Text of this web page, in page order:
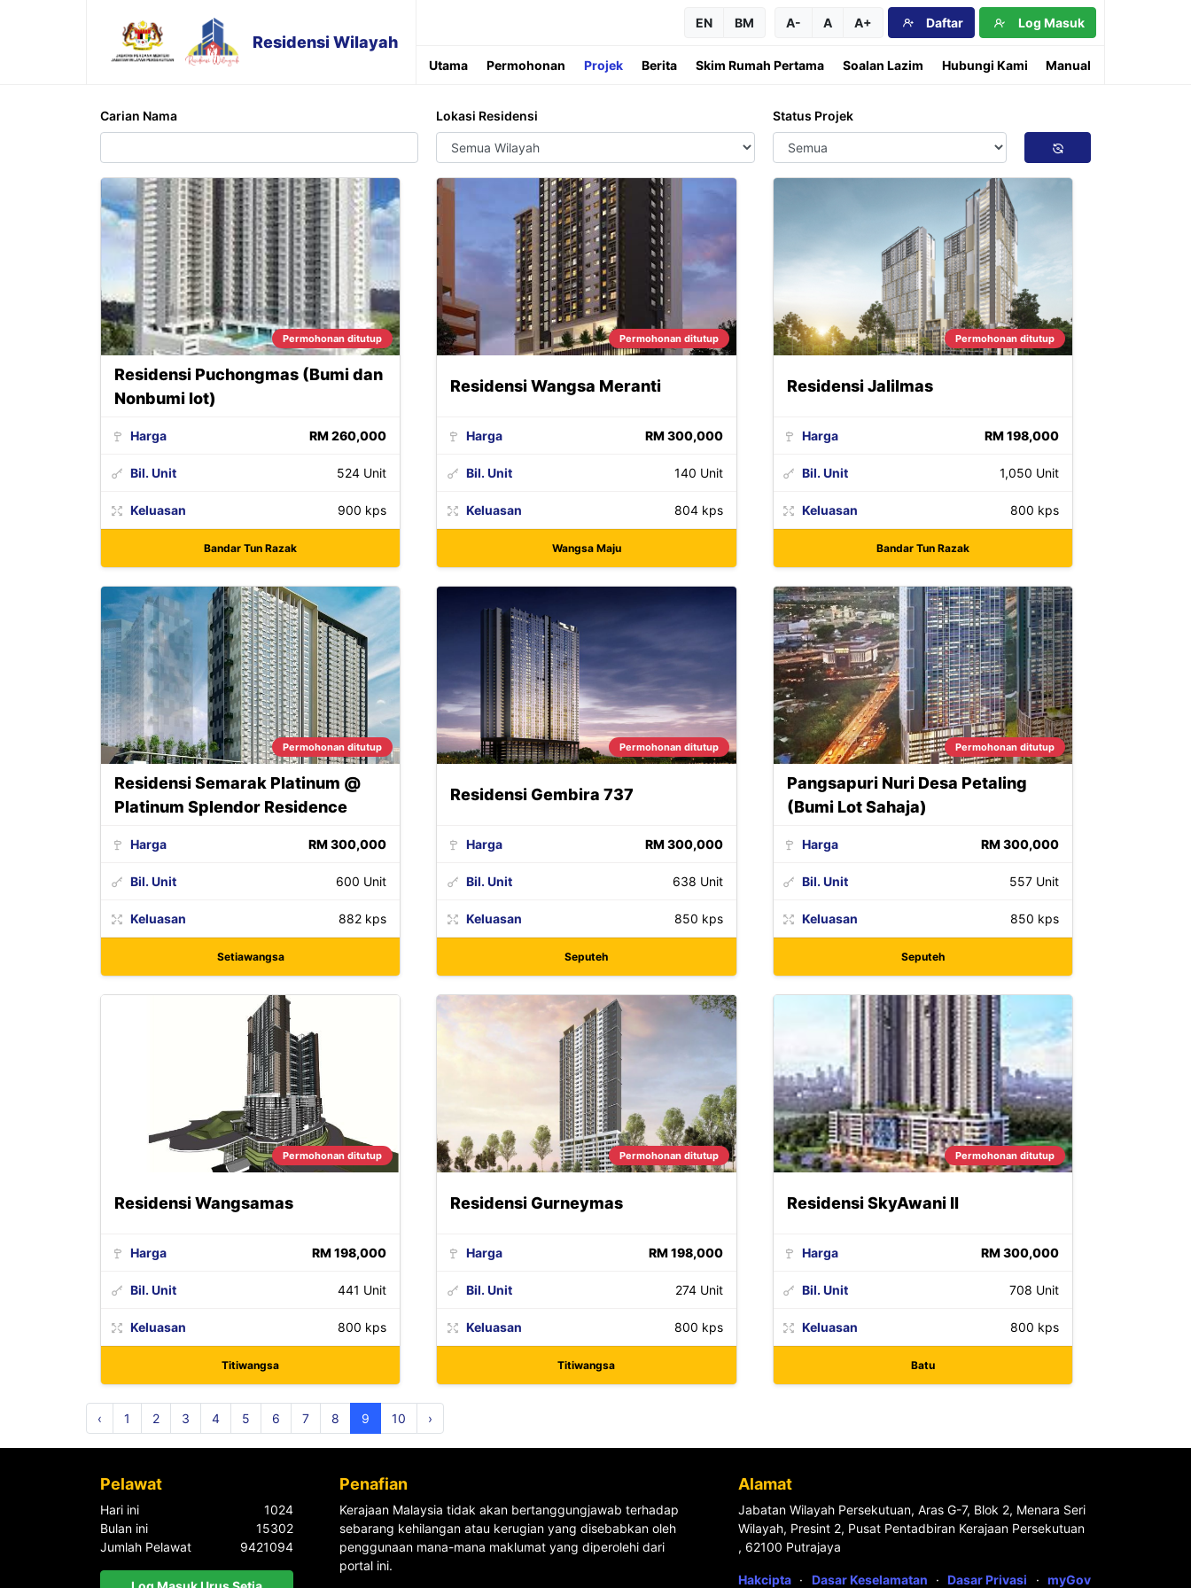
Residensi Wilayah
EN BM A- A A+ Daftar Log Masuk
Utama Permohonan Projek Berita Skim Rumah Pertama Soalan Lazim Hubungi Kami Manual
Carian Nama Lokasi Residensi Status Projek
Permohonan ditutup
Residensi Puchongmas (Bumi dan
Nonbumi lot)
Harga RM 260,000
Bil. Unit 524 Unit
Keluasan 900 kps
Bandar Tun Razak
Permohonan ditutup
Residensi Wangsa Meranti
Harga RM 300,000
Bil. Unit 140 Unit
Keluasan 804 kps
Wangsa Maju
Permohonan ditutup
Residensi Jalilmas
Harga RM 198,000
Bil. Unit 1,050 Unit
Keluasan 800 kps
Bandar Tun Razak
Permohonan ditutup
Residensi Semarak Platinum @
Platinum Splendor Residence
Harga RM 300,000
Bil. Unit 600 Unit
Keluasan 882 kps
Setiawangsa
Permohonan ditutup
Residensi Gembira 737
Harga RM 300,000
Bil. Unit 638 Unit
Keluasan 850 kps
Seputeh
Permohonan ditutup
Pangsapuri Nuri Desa Petaling
(Bumi Lot Sahaja)
Harga RM 300,000
Bil. Unit 557 Unit
Keluasan 850 kps
Seputeh
Permohonan ditutup
Residensi Wangsamas
Harga RM 198,000
Bil. Unit 441 Unit
Keluasan 800 kps
Titiwangsa
Permohonan ditutup
Residensi Gurneymas
Harga RM 198,000
Bil. Unit 274 Unit
Keluasan 800 kps
Titiwangsa
Permohonan ditutup
Residensi SkyAwani II
Harga RM 300,000
Bil. Unit 708 Unit
Keluasan 800 kps
Batu
‹ 1 2 3 4 5 6 7 8 9 10 ›
Pelawat
Hari ini
1024
Bulan ini
15302
Jumlah Pelawat
9421094
Penafian
Kerajaan Malaysia tidak akan bertanggungjawab terhadap
sebarang kehilangan atau kerugian yang disebabkan oleh
penggunaan mana-mana maklumat yang diperolehi dari
portal ini.
Alamat
Jabatan Wilayah Persekutuan, Aras G-7, Blok 2, Menara Seri
Wilayah, Presint 2, Pusat Pentadbiran Kerajaan Persekutuan
, 62100 Putrajaya
Hakcipta · Dasar Keselamatan · Dasar Privasi · myGov